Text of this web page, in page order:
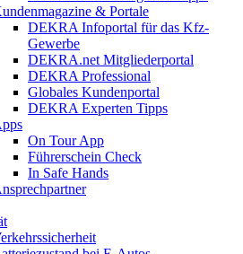
& Portale
DEKRA Infoportal für das Kfz-
Gewerbe
DEKRA.net Mitgliederportal
DEKRA Professional
Globales Kundenportal
DEKRA Experten Tipps
On Tour App
Führerschein Check
In Safe Hands